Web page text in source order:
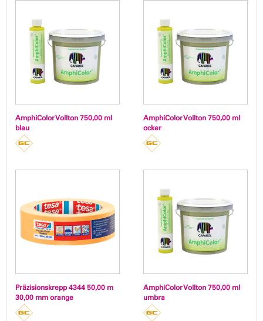
AmphiColor Vollton 750,00 ml
blau
AmphiColor Vollton 750,00 ml
ocker
Präzisionskrepp 4344 50,00 m
30,00 mm orange
AmphiColor Vollton 750,00 ml
umbra